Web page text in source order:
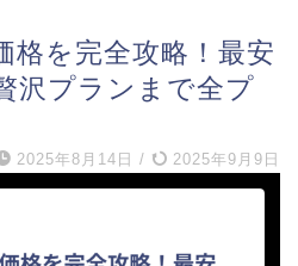
格を完全攻略！最安
沢プランまで全プ
2025年8月14日 / 2025年9月9日